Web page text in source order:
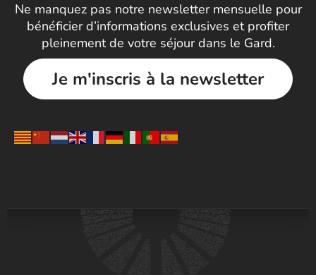
Ne manquez pas notre newsletter mensuelle pour
bénéficier d’informations exclusives et profiter
pleinement de votre séjour dans le Gard.
Je m'inscris à la newsletter